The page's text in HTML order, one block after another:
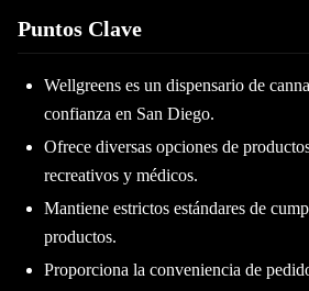
Puntos Clave
Wellgreens es un dispensario de
confianza en San Diego.
Ofrece diversas opciones de
recreativos y médicos.
Mantiene estrictos estándares de
productos.
Proporciona la conveniencia de